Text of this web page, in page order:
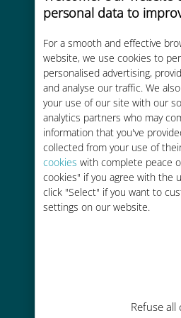
personal data to
For a smooth and effective
website, we use cookies to
personalised advertising,
and analyse our traffic. We
your use of our site with our
analytics partners who may
information that you've
collected from your use of
cookies with complete peace
cookies" if you agree with the
click "Select" if you want to
settings on our website.
Refuse all
Tot 90%
roamingkosten